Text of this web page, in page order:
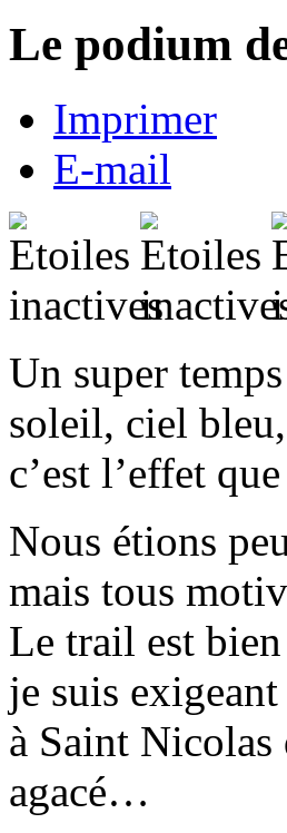
Le podium
Imprimer
E-mail
Un super
soleil, ciel
c’est l’effet
Nous étions
mais tous
Le trail est
je suis
à Saint Nicolas
agacé…